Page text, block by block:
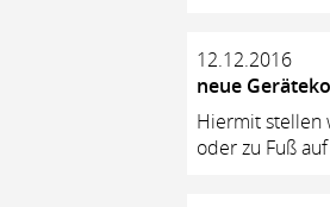
12.12.2016
neue
Hiermit stellen
oder zu Fuß